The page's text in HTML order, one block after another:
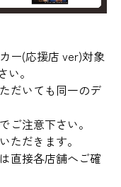
ー(応援店 ver)対象
。
だいても同一のデ
注意下さい。
ただきます。
直接各店舗へご確